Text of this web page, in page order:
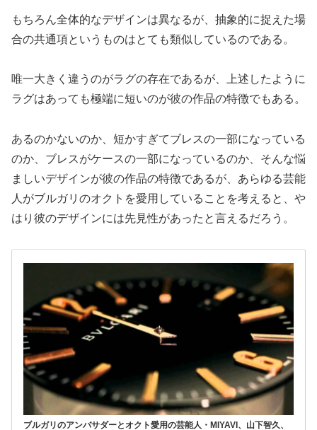
もちろん全体的なデザインは異なるが、抽象的に捉えた場
合の共通項というものはとても類似しているのである。
唯一大きく違うのがラグの存在であるが、上述したように
ラグはあっても極端に短いのが彼の作品の特徴でもある。
あるのかないのか、短かすぎてブレスの一部になっている
のか、ブレスがケースの一部になっているのか、そんな悩
ましいデザインが彼の作品の特徴であるが、あらゆる芸能
人がブルガリのオクトを愛用していることを考えると、や
はり彼のデザインには先見性があったと言えるだろう。
ブルガリのアンバサダーとオクト愛用の芸能人・MIYAVI、山下智久、